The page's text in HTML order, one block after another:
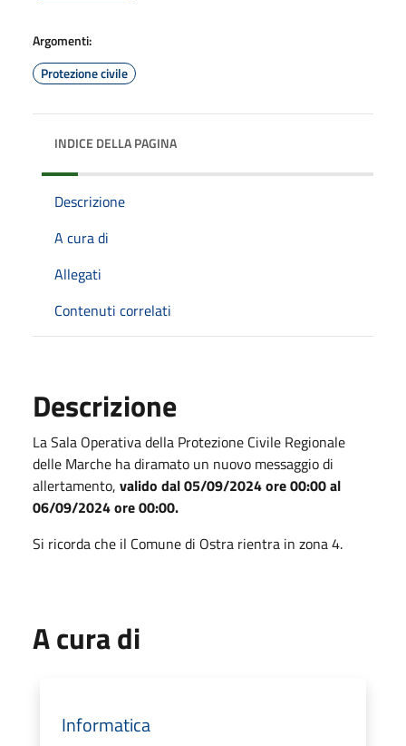
Argomenti:
Protezione civile
INDICE DELLA PAGINA
Descrizione
A cura di
Allegati
Contenuti correlati
Descrizione
La Sala Operativa della Protezione Civile Regionale
delle Marche ha diramato un nuovo messaggio di
allertamento, valido dal 05/09/2024 ore 00:00 al
06/09/2024 ore 00:00.
Si ricorda che il Comune di Ostra rientra in zona 4.
A cura di
Informatica